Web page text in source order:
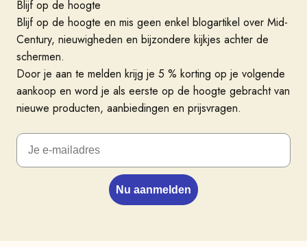
Blijf op de hoogte
Blijf op de hoogte en mis geen enkel blogartikel over Mid-
Century, nieuwigheden en bijzondere kijkjes achter de
schermen.
Door je aan te melden krijg je 5 % korting op je volgende
aankoop en word je als eerste op de hoogte gebracht van
nieuwe producten, aanbiedingen en prijsvragen.
Nu aanmelden